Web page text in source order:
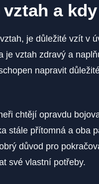
a
je důležité vzít v
je vztah zdravý a
napravit
chtějí opravdu
stále přítomná a oba
důvod pro
své vlastní potřeby.